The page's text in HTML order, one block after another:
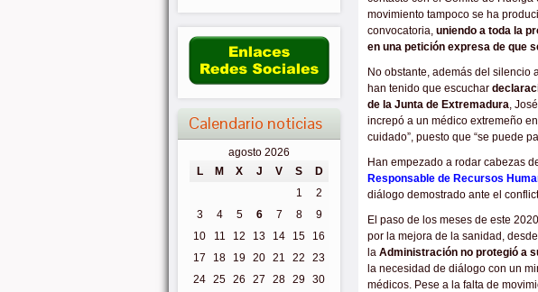
Calendario noticias
agosto 2026
L
M X J V S
D
1
2
3
4 5 6 7 8
9
10
11 12 13 14 15
16
17
18 19 20 21 22
23
24 25 26 27 28 29 30
movimiento tampoco se ha
convocatoria, uniendo a toda la
en una petición expresa de que
No obstante, además del silencio
han tenido que escuchar
de la Junta de Extremadura,
increpó a un médico extremeño
cuidado”, puesto que “se puede
Han empezado a rodar cabezas
Responsable de Recursos
diálogo demostrado ante el
El paso de los meses de este
por la mejora de la sanidad,
la Administración no protegió a
la necesidad de diálogo con un
médicos. Pese a la falta de